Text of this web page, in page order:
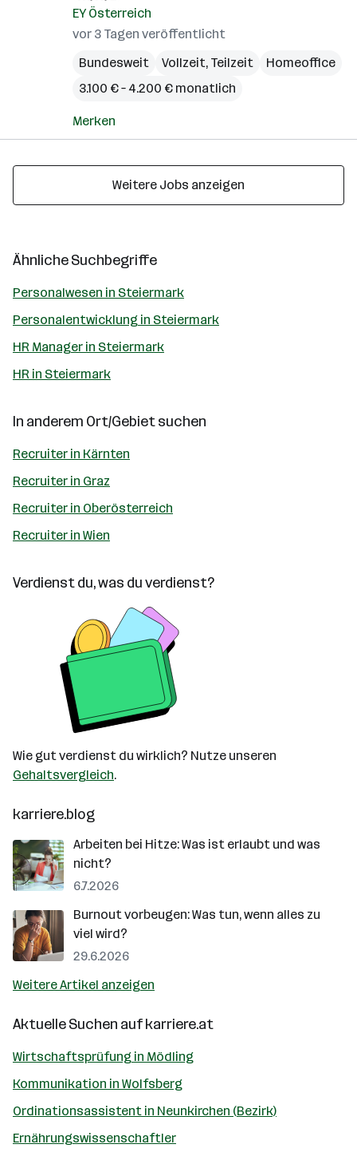
EY Österreich
vor 3 Tagen veröffentlicht
Bundesweit
Vollzeit, Teilzeit
Homeoffice
3.100 € – 4.200 € monatlich
Merken
Weitere Jobs anzeigen
Ähnliche Suchbegriffe
Personalwesen in Steiermark
Personalentwicklung in Steiermark
HR Manager in Steiermark
HR in Steiermark
In anderem Ort/Gebiet suchen
Recruiter in Kärnten
Recruiter in Graz
Recruiter in Oberösterreich
Recruiter in Wien
Verdienst du, was du verdienst?
Wie gut verdienst du wirklich? Nutze unseren
Gehaltsvergleich.
karriere.blog
Arbeiten bei Hitze: Was ist erlaubt und was
nicht?
6.7.2026
Burnout vorbeugen: Was tun, wenn alles zu
viel wird?
29.6.2026
Weitere Artikel anzeigen
Aktuelle Suchen aufkarriere.at
Wirtschaftsprüfung in Mödling
Kommunikation in Wolfsberg
Ordinationsassistent in Neunkirchen (Bezirk)
Ernährungswissenschaftler